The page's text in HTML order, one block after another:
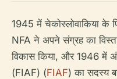
1945 में चेकोस्लोवाकिया के
NFA ने अपने संग्रह का
विकास किया, और 1946 में
(FIAF) (FIAF) का सदस्य